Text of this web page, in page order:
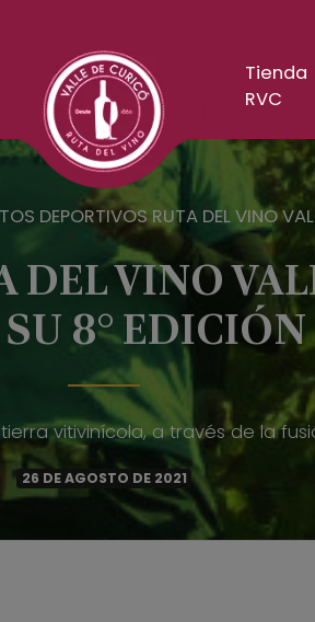
Tienda
RVC
DEPORTIVOS RUTA DEL VINO
VINO
8° EDICIÓN
vitivinícola, a través de la
26 DE AGOSTO DE 2021